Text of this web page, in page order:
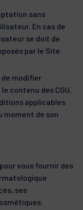
sans
En cas de
se doit de
par le Site.
de modifier
contenu des CGU.
applicables
moment de son
vous fournir des
ses